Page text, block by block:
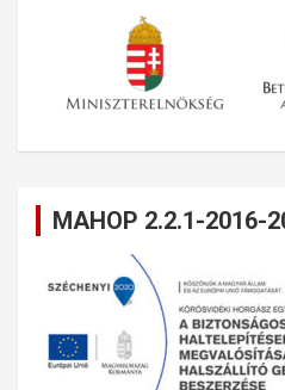
MAHOP 2.2.1-2016-